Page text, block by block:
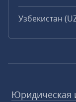
Узбекистан
Юридическая